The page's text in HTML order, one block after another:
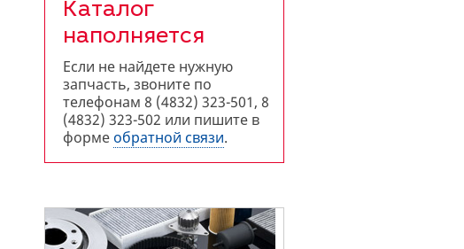
Каталог
наполняется
Если не найдете нужную
запчасть, звоните по
телефонам 8 (4832) 323-501, 8
(4832) 323-502 или пишите в
форме обратной связи.